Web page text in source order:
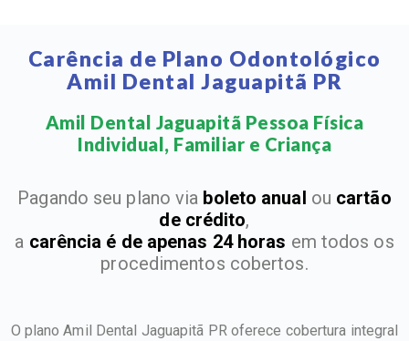
Carência de Plano Odontológico
Amil Dental Jaguapitã PR
Amil Dental Jaguapitã Pessoa Física
Individual, Familiar e Criança​
Pagando seu plano via boleto anual ou cartão
de crédito,
a carência é de apenas 24 horas em todos os
procedimentos cobertos.
O plano Amil Dental Jaguapitã PR oferece cobertura integral